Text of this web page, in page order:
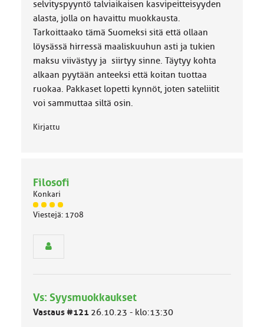
selvityspyyntö talviaikaisen kasvipeitteisyyden
alasta, jolla on havaittu muokkausta.
Tarkoittaako tämä Suomeksi sitä että ollaan
löysässä hirressä maaliskuuhun asti ja tukien
maksu viivästyy ja siirtyy sinne. Täytyy kohta
alkaan pyytään anteeksi että koitan tuottaa
ruokaa. Pakkaset lopetti kynnöt, joten sateliitit
voi sammuttaa siltä osin.
Kirjattu
Filosofi
Konkari
J
ä
m
ä
Viestejä: 1708
Vs: Syysmuokkaukset
Vastaus #121 26.10.23 - klo:13:30